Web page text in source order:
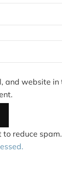
and website
to reduce spam.